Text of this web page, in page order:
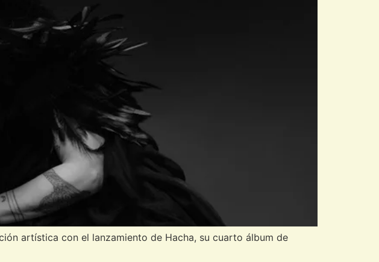
artística con el lanzamiento de Hacha, su cuarto álbum de